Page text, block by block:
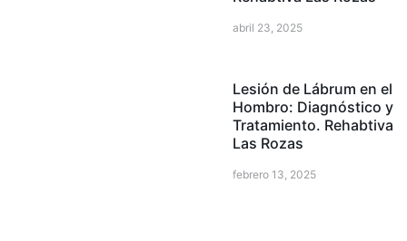
abril 23, 2025
Lesión de Lábrum en el
Hombro: Diagnóstico y
Tratamiento. Rehabtiva
Las Rozas
febrero 13, 2025